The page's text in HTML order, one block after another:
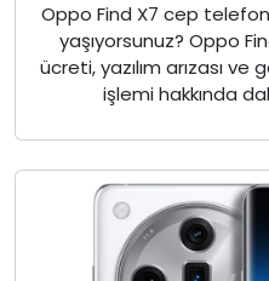
Oppo Find X7 cep
yaşıyorsunuz? Oppo
ücreti, yazılım arızası ve
işlemi hakkında